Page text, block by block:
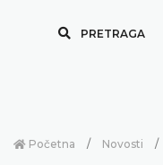
PRETRAGA
Početna Novosti